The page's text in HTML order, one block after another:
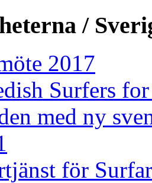
/
2017
Surfers
med ny
för